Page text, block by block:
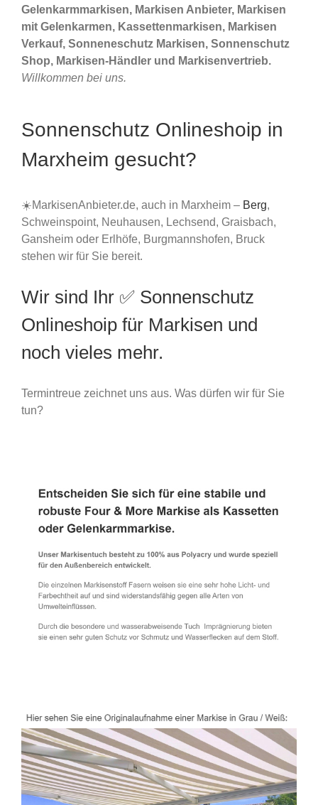
Gelenkarmmarkisen, Markisen Anbieter, Markisen
mit Gelenkarmen, Kassettenmarkisen, Markisen
Verkauf, Sonneneschutz Markisen, Sonnenschutz
Shop, Markisen-Händler und Markisenvertrieb.
Willkommen bei uns.
Sonnenschutz Onlineshoip in
Marxheim gesucht?
☀️MarkisenAnbieter.de, auch in Marxheim – Berg,
Schweinspoint, Neuhausen, Lechsend, Graisbach,
Gansheim oder Erlhöfe, Burgmannshofen, Bruck
stehen wir für Sie bereit.
Wir sind Ihr ✅ Sonnenschutz
Onlineshoip für Markisen und
noch vieles mehr.
Termintreue zeichnet uns aus. Was dürfen wir für Sie
tun?